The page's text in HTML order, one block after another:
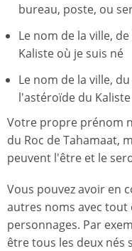
bureau, poste, ou
Le nom de la ville,
Kaliste où je suis né
Le nom de la ville,
l'astéroïde du
Votre propre prénom
du Roc de Tahamaat,
peuvent l'être et le
Vous pouvez avoir en
autres noms avec
personnages. Par
être tous les deux nés